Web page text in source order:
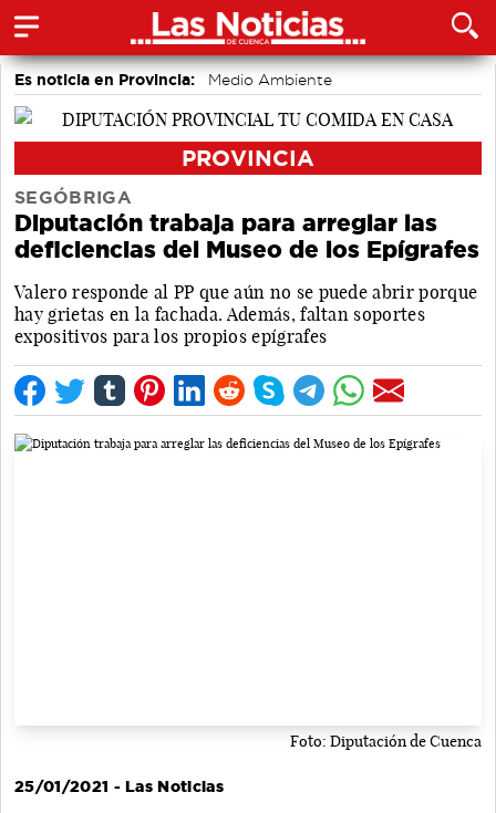
Es noticia en Provincia:
Medio Ambiente
accidentes laborales
PROVINCIA
SEGÓBRIGA
Diputación trabaja para arreglar las
deficiencias del Museo de los Epígrafes
Valero responde al PP que aún no se puede abrir porque
hay grietas en la fachada. Además, faltan soportes
expositivos para los propios epígrafes
Foto: Diputación de Cuenca
25/01/2021 - Las Noticias